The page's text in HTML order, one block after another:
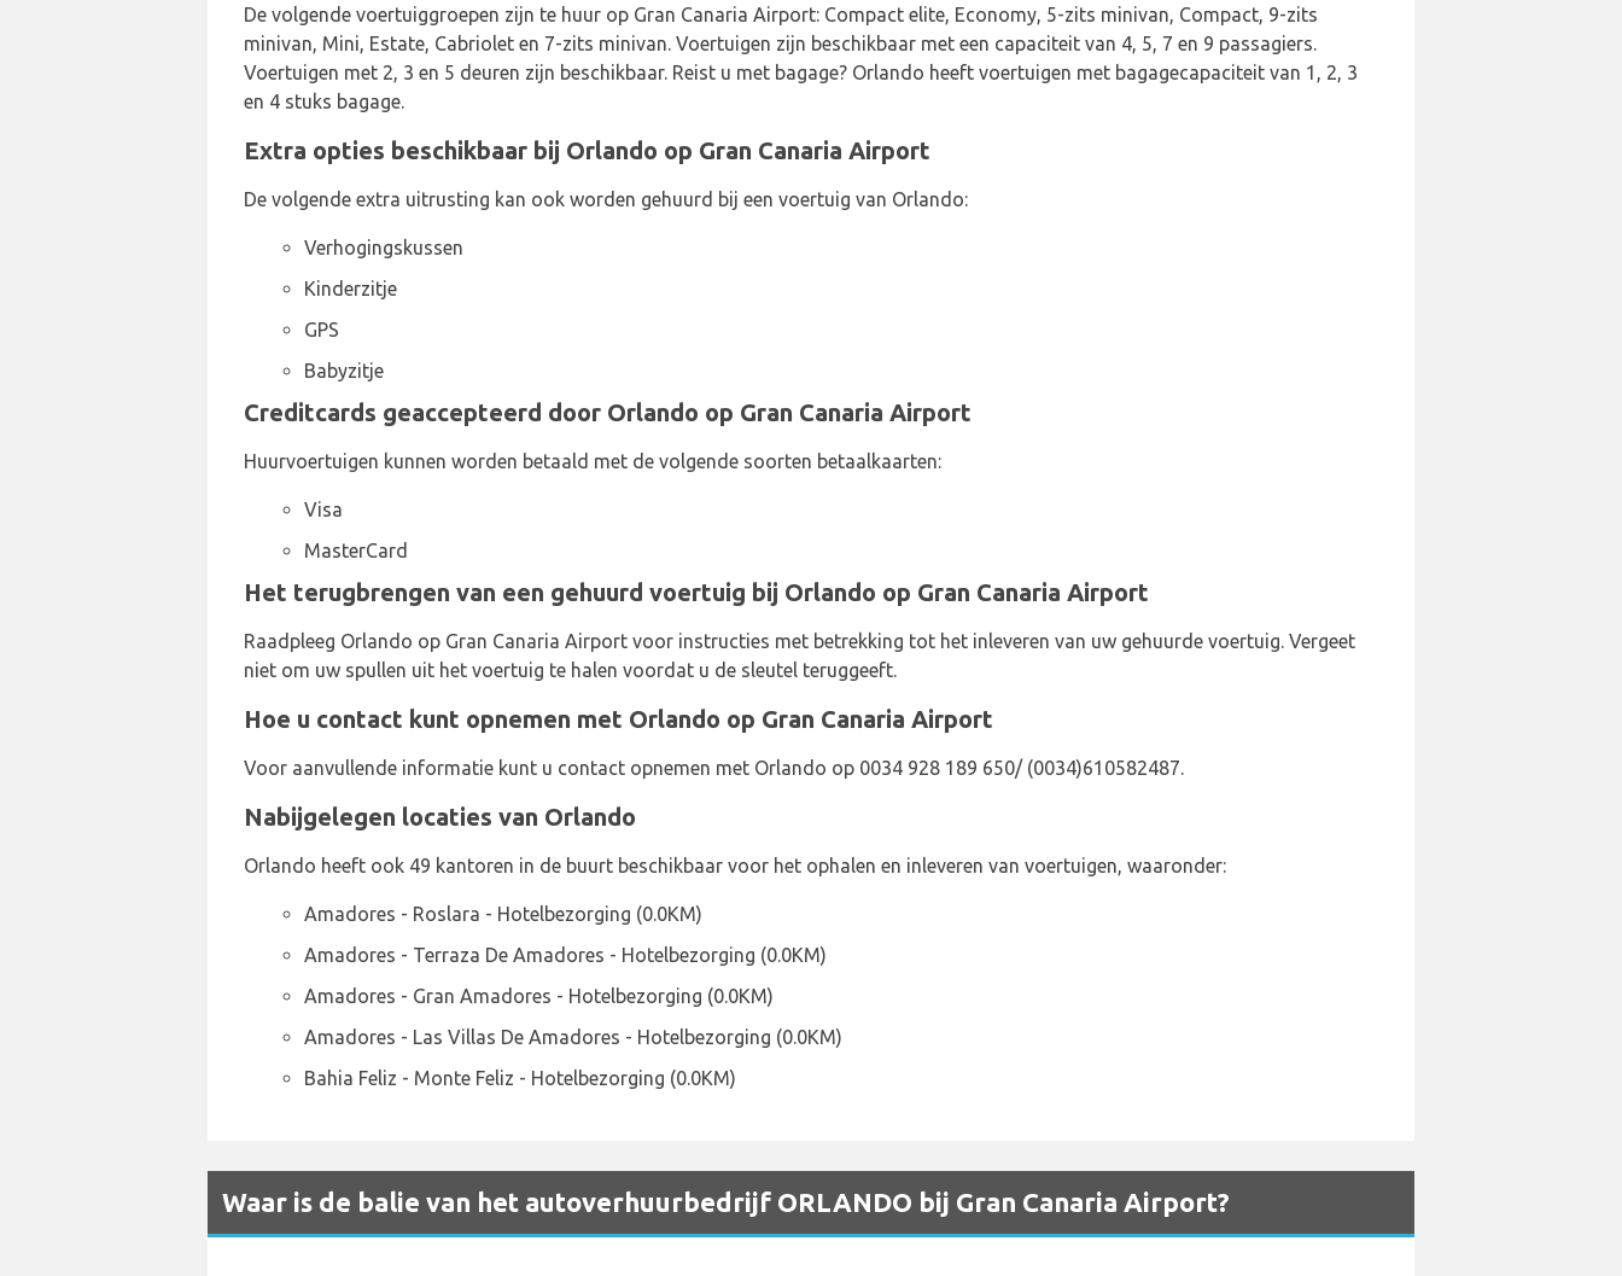
De volgende voertuiggroepen zijn te huur op Gran Canaria Airport: Compact elite, Economy, 5-zits minivan, Compact, 9-zits
minivan, Mini, Estate, Cabriolet en 7-zits minivan. Voertuigen zijn beschikbaar met een capaciteit van 4, 5, 7 en 9 passagiers.
Voertuigen met 2, 3 en 5 deuren zijn beschikbaar. Reist u met bagage? Orlando heeft voertuigen met bagagecapaciteit van 1, 2, 3
en 4 stuks bagage.
Extra opties beschikbaar bij Orlando op Gran Canaria Airport
De volgende extra uitrusting kan ook worden gehuurd bij een voertuig van Orlando:
Verhogingskussen
Kinderzitje
GPS
Babyzitje
Creditcards geaccepteerd door Orlando op Gran Canaria Airport
Huurvoertuigen kunnen worden betaald met de volgende soorten betaalkaarten:
Visa
MasterCard
Het terugbrengen van een gehuurd voertuig bij Orlando op Gran Canaria Airport
Raadpleeg Orlando op Gran Canaria Airport voor instructies met betrekking tot het inleveren van uw gehuurde voertuig. Vergeet
niet om uw spullen uit het voertuig te halen voordat u de sleutel teruggeeft.
Hoe u contact kunt opnemen met Orlando op Gran Canaria Airport
Voor aanvullende informatie kunt u contact opnemen met Orlando op 0034 928 189 650/ (0034)610582487.
Nabijgelegen locaties van Orlando
Orlando heeft ook 49 kantoren in de buurt beschikbaar voor het ophalen en inleveren van voertuigen, waaronder:
Amadores - Roslara - Hotelbezorging (0.0KM)
Amadores - Terraza De Amadores - Hotelbezorging (0.0KM)
Amadores - Gran Amadores - Hotelbezorging (0.0KM)
Amadores - Las Villas De Amadores - Hotelbezorging (0.0KM)
Bahia Feliz - Monte Feliz - Hotelbezorging (0.0KM)
Waar is de balie van het autoverhuurbedrijf ORLANDO bij Gran Canaria Airport?